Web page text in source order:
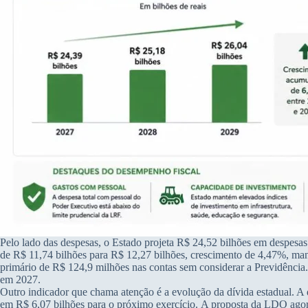
Pelo lado das despesas, o Estado projeta R$ 24,52 bilhões em
de R$ 11,74 bilhões para R$ 12,27 bilhões, crescimento de 4,47%,
primário de R$ 124,9 milhões nas contas sem considerar a
em 2027.
Outro indicador que chama atenção é a evolução da dívida estadual.
em R$ 6,07 bilhões para o próximo exercício. A proposta da LDO